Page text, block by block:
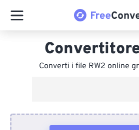
Converti i file RW2 online